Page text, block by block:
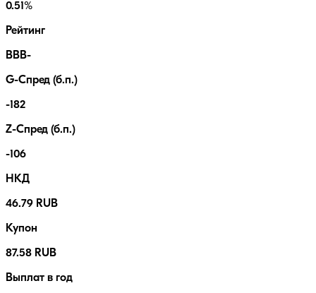
0.51%
Рейтинг
BBB-
G-Спред (б.п.)
-182
Z-Спред (б.п.)
-106
НКД
46.79 RUB
Купон
87.58 RUB
Выплат в год